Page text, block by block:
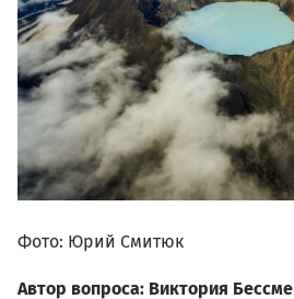
Фото: Юрий Смитюк
Автор вопроса: Виктория